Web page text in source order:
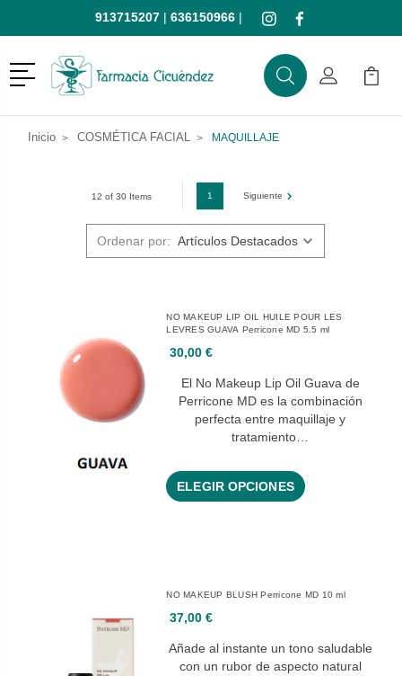
913715207 | 636150966 |
Menú
BuscarMi Cuenta
Mi
Inicio COSMÉTICA FACIAL MAQUILLAJE
12 of 30 Items 1 Siguiente
Ordenar por:
NO MAKEUP LIP OIL HUILE POUR LES
LEVRES GUAVA Perricone MD 5.5 ml
30,00 €
El No Makeup Lip Oil Guava de
Perricone MD es la combinación
perfecta entre maquillaje y
tratamiento…
ELEGIR OPCIONES
NO MAKEUP BLUSH Perricone MD 10 ml
37,00 €
Añade al instante un tono saludable
con un rubor de aspecto natural